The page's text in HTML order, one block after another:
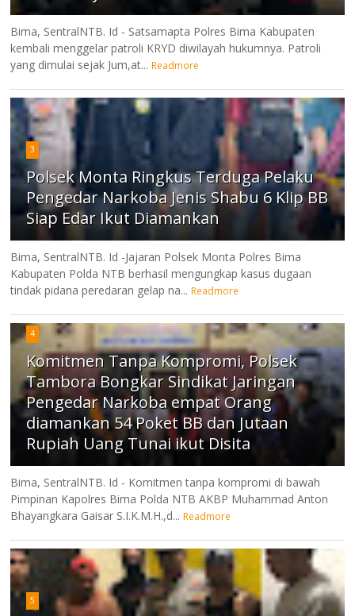
Bima, SentralNTB. Id - Satsamapta Polres Bima Kabupaten
kembali menggelar patroli KRYD diwilayah hukumnya. Patroli
yang dimulai sejak Jum,at... Readmore
3
Polsek Monta Ringkus Terduga Pelaku
Pengedar Narkoba Jenis Shabu 6 Klip BB
Siap Edar Ikut Diamankan
Bima, SentralNTB. Id -Jajaran Polsek Monta Polres Bima
Kabupaten Polda NTB berhasil mengungkap kasus dugaan
tindak pidana peredaran gelap na... Readmore
4
Komitmen Tanpa Kompromi, Polsek
Tambora Bongkar Sindikat Jaringan
Pengedar Narkoba empat Orang
diamankan 54 Poket BB dan Jutaan
Rupiah Uang Tunai ikut Disita
Bima, SentralNTB. Id - Komitmen tanpa kompromi di bawah
Pimpinan Kapolres Bima Polda NTB AKBP Muhammad Anton
Bhayangkara Gaisar S.I.K.M.H.,d... Readmore
5